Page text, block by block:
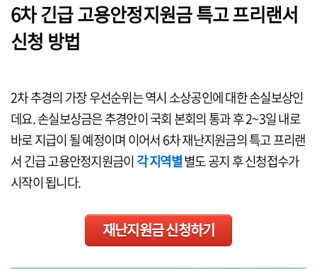
6차 긴급 고용안정지원금 특고 프리랜서
신청 방법
2차 추경의 가장 우선순위는 역시 소상공인에 대한 손실보상인
데요. 손실보상금은 추경안이 국회 본회의 통과 후 2~3일 내로
바로 지급이 될 예정이며 이어서 6차 재난지원금의 특고 프리랜
서 긴급 고용안정지원금이 각 지역별별도 공지 후 신청접수가
시작이 됩니다.
재난지원금 신청하기